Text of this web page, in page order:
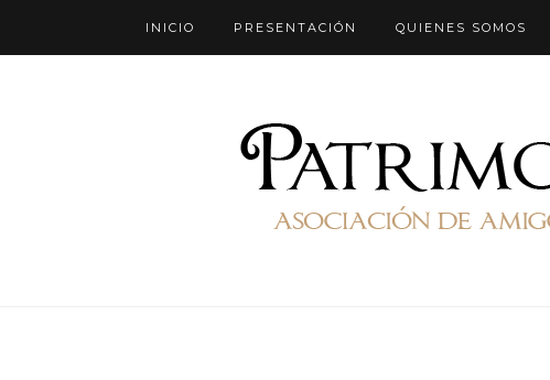
INICIO PRESENTACIÓN QUIENES SOMOS